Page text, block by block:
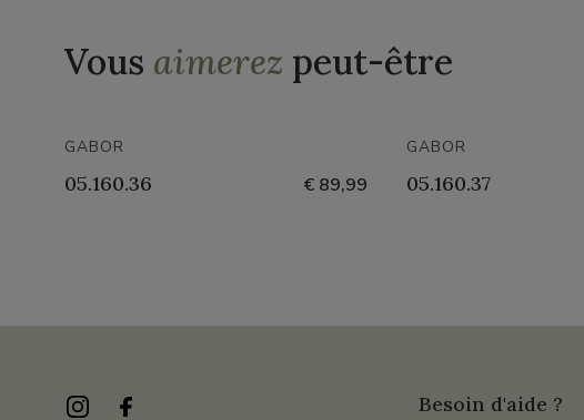
Vous aimerez peut-être
GABOR
05.160.36 € 89,99
GABOR
05.160.37
Besoin d'aide ?